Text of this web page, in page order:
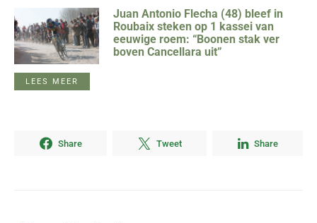
Juan Antonio Flecha (48) bleef in
Roubaix steken op 1 kassei van
eeuwige roem: “Boonen stak ver
boven Cancellara uit”
LEES MEER
Share Tweet Share